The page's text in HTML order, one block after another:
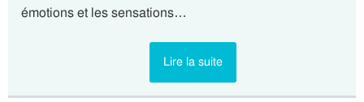
émotions et les sensations…
Lire la suite